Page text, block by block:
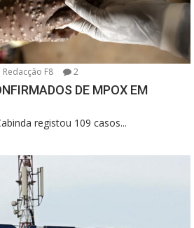
Redacção F8 2
DE MPOX EM
registou 109 casos...